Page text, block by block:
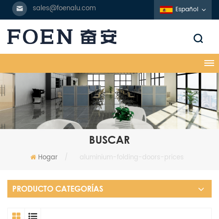
sales@foenalu.com Español
BUSCAR
Hogar / aluminium-folding-doors-prices
PRODUCTO CATEGORÍAS